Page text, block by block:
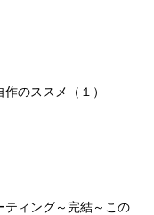
のススメ（１）
ティング～完結～この